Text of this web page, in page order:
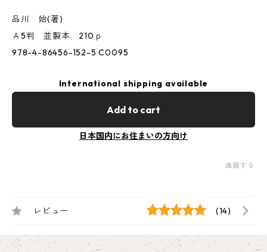
品川 始(著)
Ａ5判 並製本 210ｐ
978-4-86456-152-5 C0095
International shipping available
Add to cart
日本国内にお住まいの方向け
通報する
レビュー (14)